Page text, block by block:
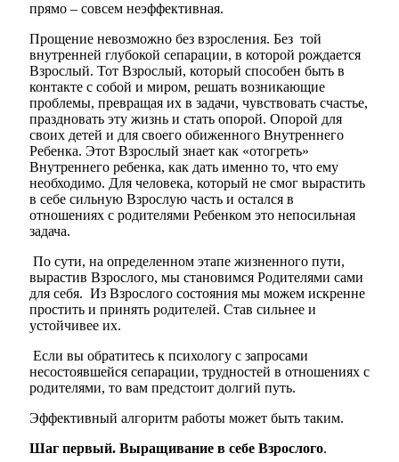
прямо – совсем неэффективная.
Прощение невозможно без взросления. Без той
внутренней глубокой сепарации, в которой рождается
Взрослый. Тот Взрослый, который способен быть в
контакте с собой и миром, решать возникающие
проблемы, превращая их в задачи, чувствовать счастье,
праздновать эту жизнь и стать опорой. Опорой для
своих детей и для своего обиженного Внутреннего
Ребенка. Этот Взрослый знает как «отогреть»
Внутреннего ребенка, как дать именно то, что ему
необходимо. Для человека, который не смог вырастить
в себе сильную Взрослую часть и остался в
отношениях с родителями Ребенком это непосильная
задача.
По сути, на определенном этапе жизненного пути,
вырастив Взрослого, мы становимся Родителями сами
для себя. Из Взрослого состояния мы можем искренне
простить и принять родителей. Став сильнее и
устойчивее их.
Если вы обратитесь к психологу с запросами
несостоявшейся сепарации, трудностей в отношениях с
родителями, то вам предстоит долгий путь.
Эффективный алгоритм работы может быть таким.
Шаг первый. Выращивание в себе Взрослого.